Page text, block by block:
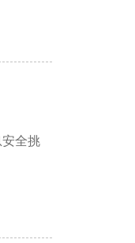
全挑